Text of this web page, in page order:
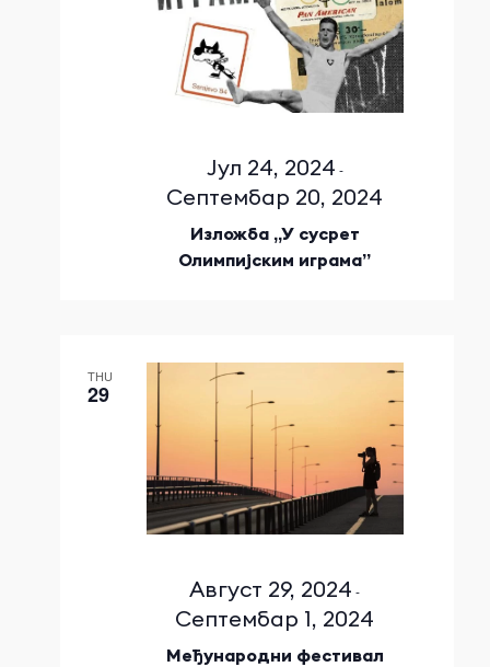
Изложба „У сусрет
Олимпијским играма”
Јул 24, 2024 -
Септембар 20, 2024
THU
29
Међународни фестивал
Август 29, 2024 -
Септембар 1, 2024